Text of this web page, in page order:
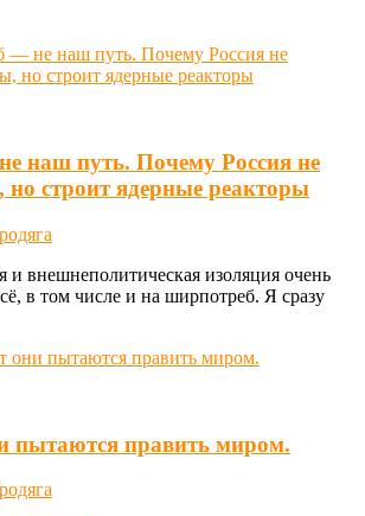
наш путь. Почему Россия не
но строит ядерные реакторы
и внешнеполитическая изоляция очень
в том числе и на ширпотреб. Я сразу
пытаются править миром.